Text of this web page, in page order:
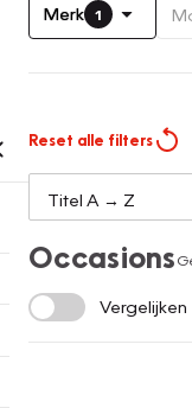
Merk 1
Reset alle filters
Occasions
Vergelijken